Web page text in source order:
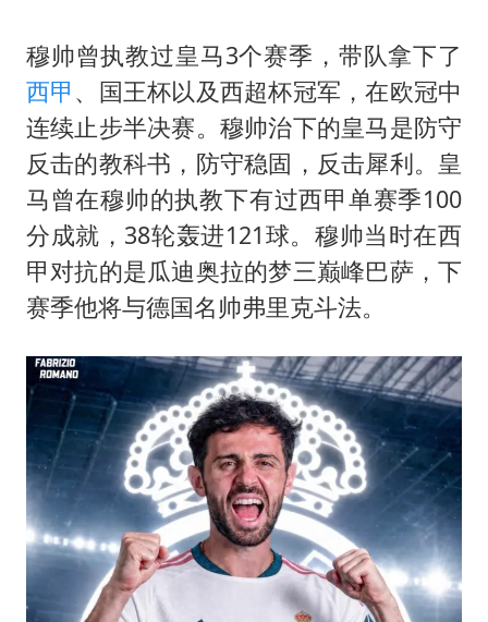
穆帅曾执教过皇马3个赛季，带队拿下了
西甲 、国王杯以及西超杯冠军，在欧冠中
连续止步半决赛。穆帅治下的皇马是防守
反击的教科书，防守稳固，反击犀利。皇
马曾在穆帅的执教下有过西甲单赛季100
分成就，38轮轰进121球。穆帅当时在西
甲对抗的是瓜迪奥拉的梦三巅峰巴萨，下
赛季他将与德国名帅弗里克斗法。